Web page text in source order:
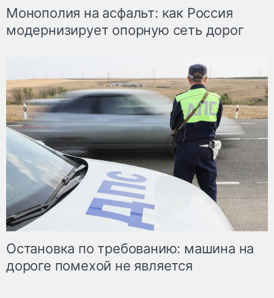
Монополия на асфальт: как Россия
модернизирует опорную сеть дорог
Остановка по требованию: машина на
дороге помехой не является